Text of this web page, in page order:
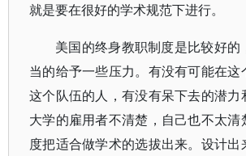
就是要在很好的学术规范下进行。
美国的终身教职制度是比较好的
当的给予一些压力。有没有可能在这
这个队伍的人，有没有呆下去的潜力
大学的雇用者不清楚，自己也不太清
度把适合做学术的选拔出来。设计出